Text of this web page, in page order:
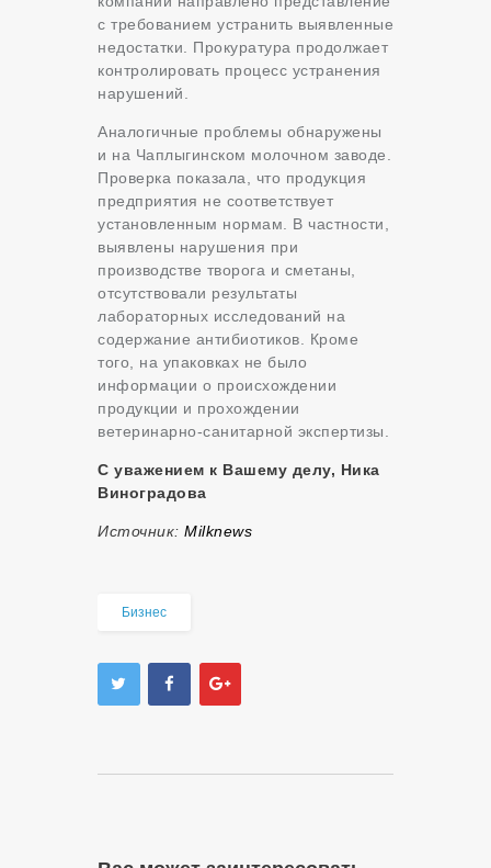
с требованием устранить выявленные
недостатки. Прокуратура продолжает
контролировать процесс устранения
нарушений.
Аналогичные проблемы обнаружены
и на Чаплыгинском молочном заводе.
Проверка показала, что продукция
предприятия не соответствует
установленным нормам. В частности,
выявлены нарушения при
производстве творога и сметаны,
отсутствовали результаты
лабораторных исследований на
содержание антибиотиков. Кроме
того, на упаковках не было
информации о происхождении
продукции и прохождении
ветеринарно-санитарной экспертизы.
С уважением к Вашему делу, Ника
Виноградова
Источник: Milknews
Бизнес